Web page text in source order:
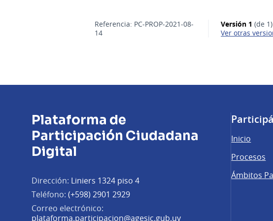
Referencia: PC-PROP-2021-08-
14
Versión 1 (de 1)
ver otras
Plataforma de
Participación Ciudadana
Digital
Dirección: Liniers 1324 piso 4
Teléfono: (+598) 2901 2929
Correo electrónico:
plataforma.participacion@agesic.gub.uy(Abrir en una pestaña
Participá
Inicio
Procesos
Ámbitos